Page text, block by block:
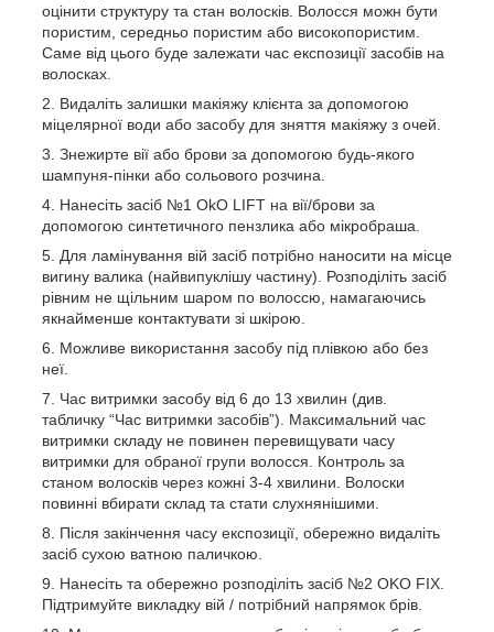
оцінити структуру та стан волосків. Волосся можн бути
пористим, середньо пористим або високопористим.
Саме від цього буде залежати час експозиції засобів на
волосках.
Видаліть залишки макіяжу клієнта за допомогою
міцелярної води або засобу для зняття макіяжу з очей.
Знежирте вії або брови за допомогою будь-якого
шампуня-пінки або сольового розчина.
Нанесіть засіб №1 OkO LIFT на вії/брови за
допомогою синтетичного пензлика або мікробраша.
Для ламінування вій засіб потрібно наносити на місце
вигину валика (найвипуклішу частину). Розподіліть засіб
рівним не щільним шаром по волоссю, намагаючись
якнайменше контактувати зі шкірою.
Можливе використання засобу під плівкою або без
неї.
Час витримки засобу від 6 до 13 хвилин (див.
табличку “Час витримки засобів”). Максимальний час
витримки складу не повинен перевищувати часу
витримки для обраної групи волосся. Контроль за
станом волосків через кожні 3-4 хвилини. Волоски
повинні вбирати склад та стати слухнянішими.
Після закінчення часу експозиції, обережно видаліть
засіб сухою ватною паличкою.
Нанесіть та обережно розподіліть засіб №2 OKO FIX.
Підтримуйте викладку вій / потрібний напрямок брів.